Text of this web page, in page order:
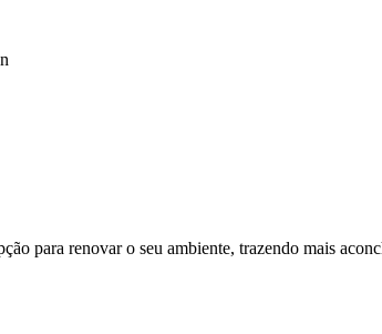
para renovar o seu ambiente, trazendo mais